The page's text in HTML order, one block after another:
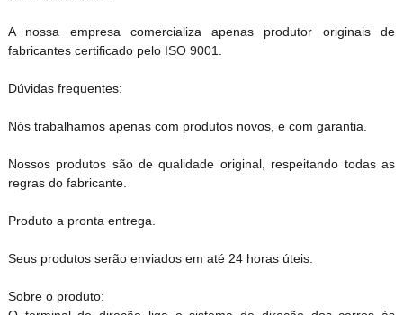
A nossa empresa comercializa apenas produtor originais de
fabricantes certificado pelo ISO 9001.
Dúvidas frequentes:
Nós trabalhamos apenas com produtos novos, e com garantia.
Nossos produtos são de qualidade original, respeitando todas as
regras do fabricante.
Produto a pronta entrega.
Seus produtos serão enviados em até 24 horas úteis.
Sobre o produto: